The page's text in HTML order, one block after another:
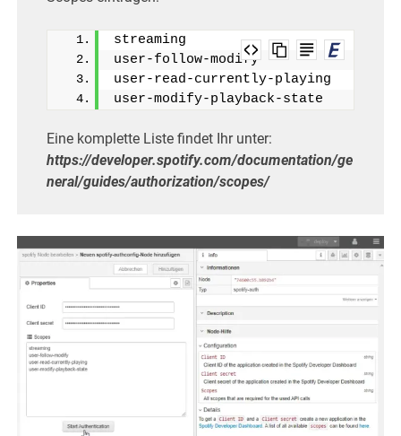
streaming
user-follow-modify
user-read-currently-playing
user-modify-playback-state
Eine komplette Liste findet Ihr unter:
https://developer.spotify.com/documentation/ge
neral/guides/authorization/scopes/